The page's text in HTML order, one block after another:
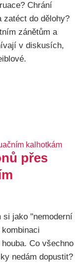
Chrání
zatéct do dělohy?
zánětům a
v diskusích,
přes
si jako "nemoderní
Co všechno
nedám dopustit?